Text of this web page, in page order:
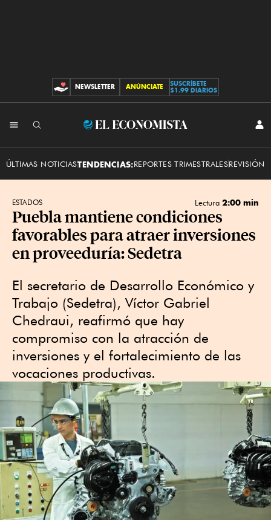
CONTRIBUCIONES
NEWSLETTER ANÚNCIATE
SUSCRÍBETE
$1.99 DIARIOS
El
ÚLTIMAS NOTICIASTENDENCIAS:REPORTES TRIMESTRALESREVISIÓN
ESTADOS Lectura 2:00 min
Puebla mantiene condiciones
favorables para atraer inversiones
en proveeduría: Sedetra
El secretario de Desarrollo Económico y
Trabajo (Sedetra), Víctor Gabriel
Chedraui, reafirmó que hay
compromiso con la atracción de
inversiones y el fortalecimiento de las
vocaciones productivas.